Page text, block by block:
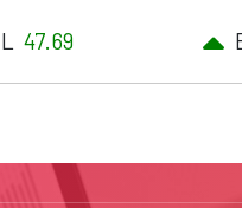
47.69